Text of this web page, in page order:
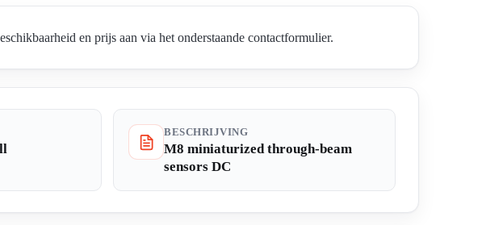
en prijs aan via het onderstaande contactformulier.
BESCHRIJVING
M8 miniaturized through-beam
sensors DC